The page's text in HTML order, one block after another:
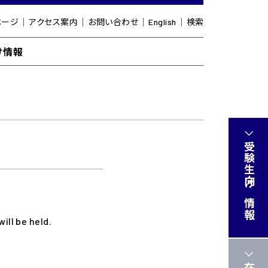
ジ アクセス案内 お問い合わせ English 検索
情報
受験生向け情報
be held.